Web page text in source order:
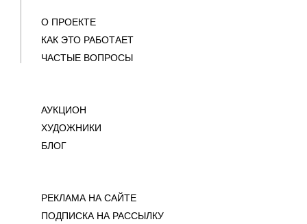
О ПРОЕКТЕ
КАК ЭТО РАБОТАЕТ
ЧАСТЫЕ ВОПРОСЫ
АУКЦИОН
ХУДОЖНИКИ
БЛОГ
РЕКЛАМА НА САЙТЕ
ПОДПИСКА НА РАССЫЛКУ